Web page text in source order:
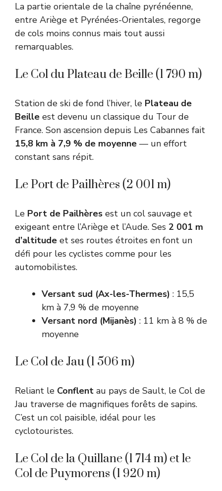
La partie orientale de la chaîne pyrénéenne,
entre Ariège et Pyrénées-Orientales, regorge
de cols moins connus mais tout aussi
remarquables.
Le Col du Plateau de Beille (1 790 m)
Station de ski de fond l’hiver, le Plateau de
Beille est devenu un classique du Tour de
France. Son ascension depuis Les Cabannes fait
15,8 km à 7,9 % de moyenne — un effort
constant sans répit.
Le Port de Pailhères (2 001 m)
Le Port de Pailhères est un col sauvage et
exigeant entre l’Ariège et l’Aude. Ses 2 001 m
d’altitude et ses routes étroites en font un
défi pour les cyclistes comme pour les
automobilistes.
Versant sud (Ax-les-Thermes) : 15,5
km à 7,9 % de moyenne
Versant nord (Mijanès) : 11 km à 8 % de
moyenne
Le Col de Jau (1 506 m)
Reliant le Conflent au pays de Sault, le Col de
Jau traverse de magnifiques forêts de sapins.
C’est un col paisible, idéal pour les
cyclotouristes.
Le Col de la Quillane (1 714 m) et le
Col de Puymorens (1 920 m)